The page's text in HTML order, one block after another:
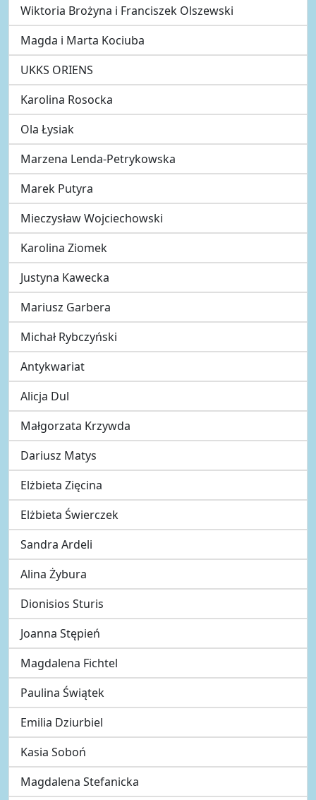
Wiktoria Brożyna i Franciszek Olszewski
Magda i Marta Kociuba
UKKS ORIENS
Karolina Rosocka
Ola Łysiak
Marzena Lenda-Petrykowska
Marek Putyra
Mieczysław Wojciechowski
Karolina Ziomek
Justyna Kawecka
Mariusz Garbera
Michał Rybczyński
Antykwariat
Alicja Dul
Małgorzata Krzywda
Dariusz Matys
Elżbieta Zięcina
Elżbieta Świerczek
Sandra Ardeli
Alina Żybura
Dionisios Sturis
Joanna Stępień
Magdalena Fichtel
Paulina Świątek
Emilia Dziurbiel
Kasia Soboń
Magdalena Stefanicka